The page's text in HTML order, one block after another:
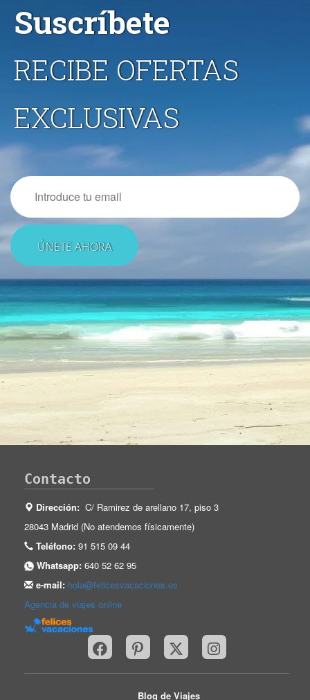
Suscríbete
RECIBE OFERTAS
EXCLUSIVAS
Email
Contacto
Dirección: C/ Ramirez de arellano 17, piso 3
28043 Madrid (No atendemos físicamente)
Teléfono: 91 515 09 44
Whatsapp: 640 52 62 95
e-mail: hola@felicesvacaciones.es
Agencia de viajes online
Blog de Viajes